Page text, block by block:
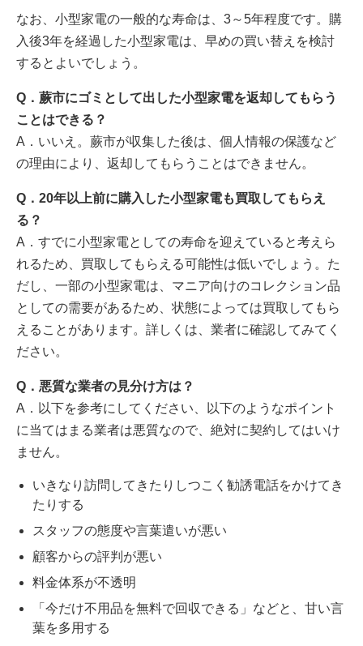
なお、小型家電の一般的な寿命は、3～5年程度です。購
入後3年を経過した小型家電は、早めの買い替えを検討
するとよいでしょう。
Q．蕨市にゴミとして出した小型家電を返却してもらう
ことはできる？
A．いいえ。蕨市が収集した後は、個人情報の保護など
の理由により、返却してもらうことはできません。
Q．20年以上前に購入した小型家電も買取してもらえ
る？
A．すでに小型家電としての寿命を迎えていると考えら
れるため、買取してもらえる可能性は低いでしょう。た
だし、一部の小型家電は、マニア向けのコレクション品
としての需要があるため、状態によっては買取してもら
えることがあります。詳しくは、業者に確認してみてく
ださい。
Q．悪質な業者の見分け方は？
A．以下を参考にしてください、以下のようなポイント
に当てはまる業者は悪質なので、絶対に契約してはいけ
ません。
いきなり訪問してきたりしつこく勧誘電話をかけてき
たりする
スタッフの態度や言葉遣いが悪い
顧客からの評判が悪い
料金体系が不透明
「今だけ不用品を無料で回収できる」などと、甘い言
葉を多用する